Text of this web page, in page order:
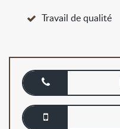
Travail de qualité